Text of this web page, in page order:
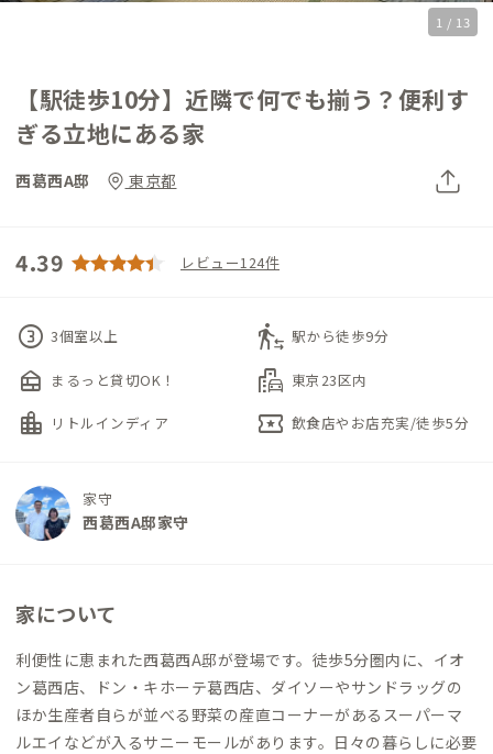
1 / 13
【駅徒歩10分】近隣で何でも揃う？便利す
ぎる立地にある家
西葛西A邸 東京都
4.39 レビュー124件
counter_3 3個室以上 transfer_within_a_station 駅から徒歩9分
nest_multi_room まるっと貸切OK！ emoji_transportation 東京23区内
location_city リトルインディア local_activity 飲食店やお店充実/徒歩5分
家守
西葛西A邸家守
家について
利便性に恵まれた西葛西A邸が登場です。徒歩5分圏内に、イオ
ン葛西店、ドン・キホーテ葛西店、ダイソーやサンドラッグの
ほか生産者自らが並べる野菜の産直コーナーがあるスーパーマ
ルエイなどが入るサニーモールがあります。日々の暮らしに必要